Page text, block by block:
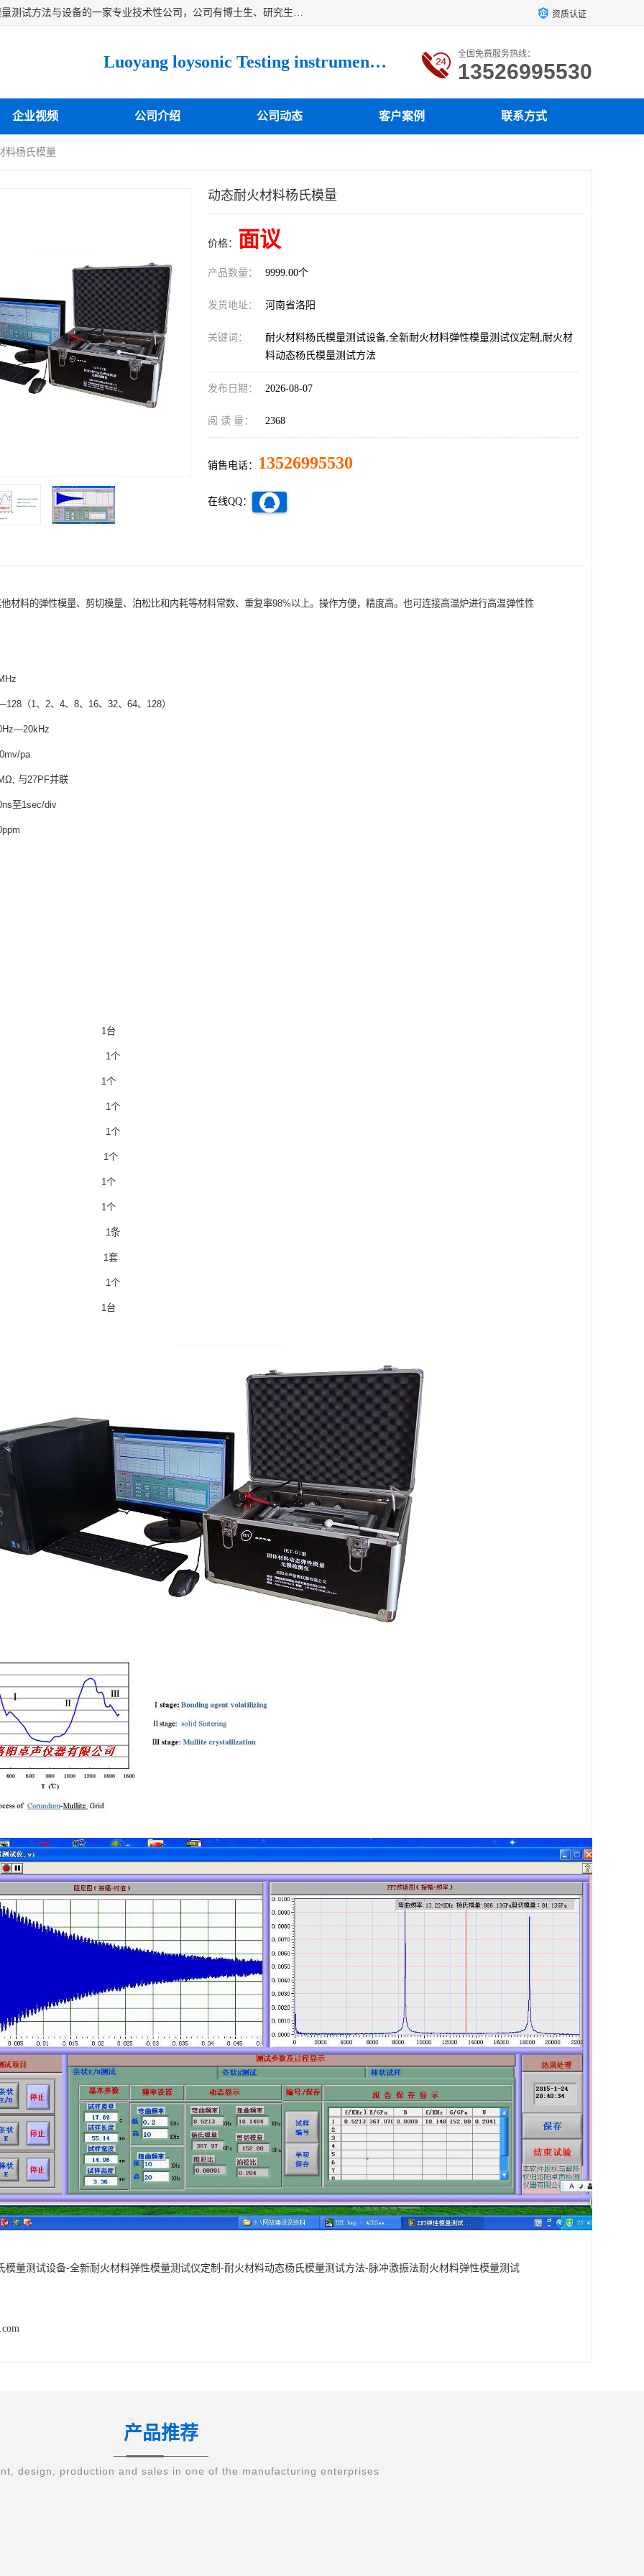
洛阳卓声仪器有限公司是一家致力于研究各种固体材料弹性模量测试方法与设备的一家专业技术性公司，公司有博士生、研究生等相关人员专业从事该技术的研发开拓，目前已开发成功出常温动态弹性模量仪、高温动态弹性模量仪，可测试不同材料、不同形状的弹性模量，测试技术达国内成员之一水平，国际先进水平，望有识之士能共同合作，为材料的生产、研发提供必要的技术支持。 资质认证
Luoyang loysonic Testing instrument co., LTD 全国免费服务热线：
13526995530
企业视频 公司介绍 公司动态 客户案例 联系方式
料杨氏模量
动态耐火材料杨氏模量
价格： 面议
产品数量： 9999.00个
发货地址： 河南省洛阳
关键词：
耐火材料杨氏模量测试设备,全新耐火材料弹性模量测试仪定制,耐火材
料动态杨氏模量测试方法
发布日期： 2026-08-07
阅 读 量： 2368
销售电话： 13526995530
在线QQ：
材料的弹性模量、剪切模量、泊松比和内耗等材料常数、重复率98%以上。操作方便，精度高。也可连接高温炉进行高温弹性性
（1、2、4、8、16、32、64、128）
pa
与27PF并联
至1sec/div
主机 1台
器 1个
大器 1个
器 1个
锤 1个
支架 1个
支架 1个
配器 1个
线 1条
软件 1套
箱 1个
电脑 1台
模量测试设备-全新耐火材料弹性模量测试仪定制-耐火材料动态杨氏模量测试方法-脉冲激振法耐火材料弹性模量测试
产品推荐
design, production and sales in one of the manufacturing enterprises